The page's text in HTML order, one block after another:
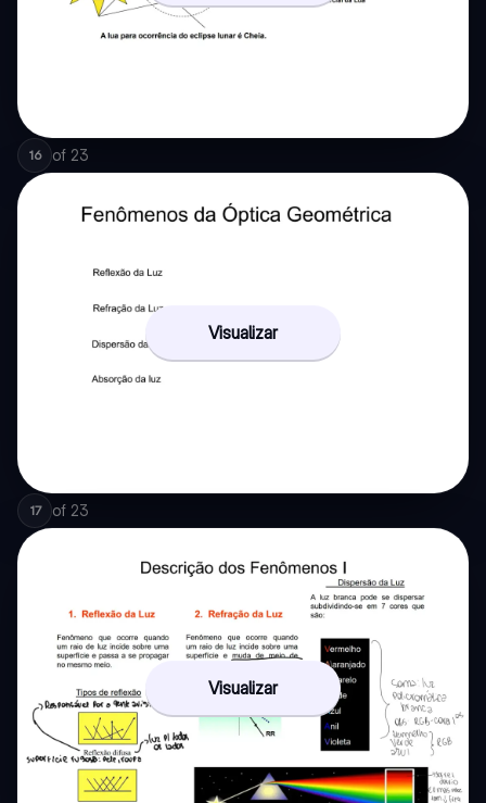
16 of 23
Visualizar
17 of 23
Visualizar